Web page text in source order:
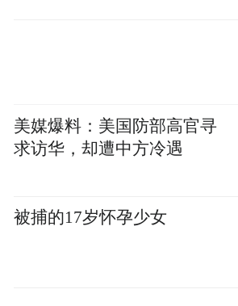
美媒爆料：美国防部高官寻
求访华，却遭中方冷遇
被捕的17岁怀孕少女